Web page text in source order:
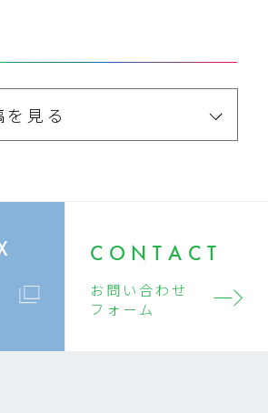
見る
CONTACT
お問い合わせ
フォーム